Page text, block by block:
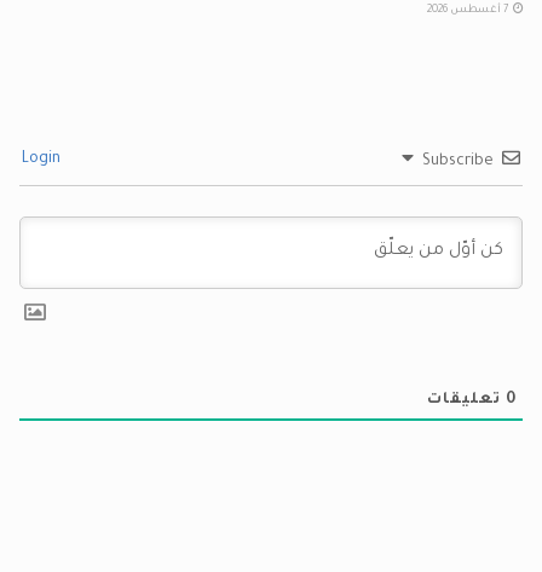
Subscribe
0 تعليقات